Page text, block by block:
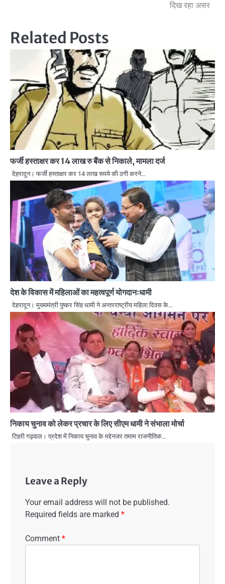
दिख रहा असर
Related Posts
फर्जी हस्ताक्षर कर 14 लाख रु बैंक से निकाले, मामला दर्ज
देहरादून। फर्जी हस्ताक्षर कर 14 लाख रूपये की ठगी करने…
देश के विकास में महिलाओं का महत्वपूर्ण योगदानःधामी
देहरादून। मुख्यमंत्री पुष्कर सिंह धामी ने अन्तरराष्ट्रीय महिला दिवस के…
निकाय चुनाव को लेकर प्रचार के लिए सीएम धामी ने संभाला मोर्चा
टिहरी गढ़वाल। प्रदेश में निकाय चुनाव के मद्देनजर तमाम राजनीतिक…
Leave a Reply
Your email address will not be published.
Required fields are marked *
Comment *